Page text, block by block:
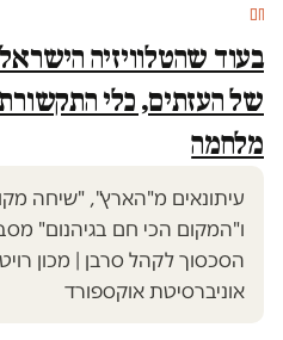
חם
בעוד שהטלוויזיה
של העזתים, כלי
מלחמה
ו"המקום הכי חם בגיהנום"
הסכסוך לקהל סרבן | מכון
אוניברסיטת אוקספורד